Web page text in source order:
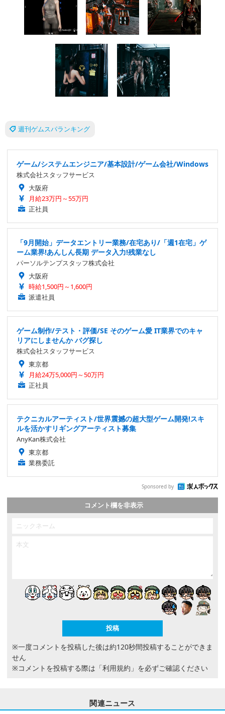
週刊ゲムスパランキング
ゲーム/システムエンジニア/基本設計/ゲーム会社/Windows
株式会社スタッフサービス
大阪府
月給23万円～55万円
正社員
「9月開始」データエントリー業務/在宅あり/「週1在宅」ゲ
ーム業界!あんしん長期 データ入力!残業なし
パーソルテンプスタッフ株式会社
大阪府
時給1,500円～1,600円
派遣社員
ゲーム制作/テスト・評価/SE そのゲーム愛 IT業界でのキャ
リアにしませんか バグ探し
株式会社スタッフサービス
東京都
月給24万5,000円～50万円
正社員
テクニカルアーティスト/世界震撼の超大型ゲーム開発!スキ
ルを活かすリギングアーティスト募集
AnyKan株式会社
東京都
業務委託
Sponsored by
コメント欄を非表示
※一度コメントを投稿した後は約120秒間投稿することができま
せん
※コメントを投稿する際は 「利用規約」 を必ずご確認ください
関連ニュース